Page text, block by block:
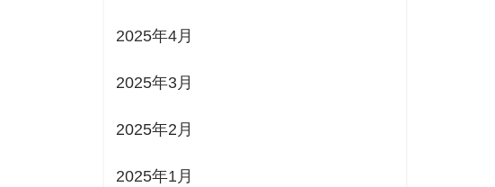
2025年4月
2025年3月
2025年2月
2025年1月